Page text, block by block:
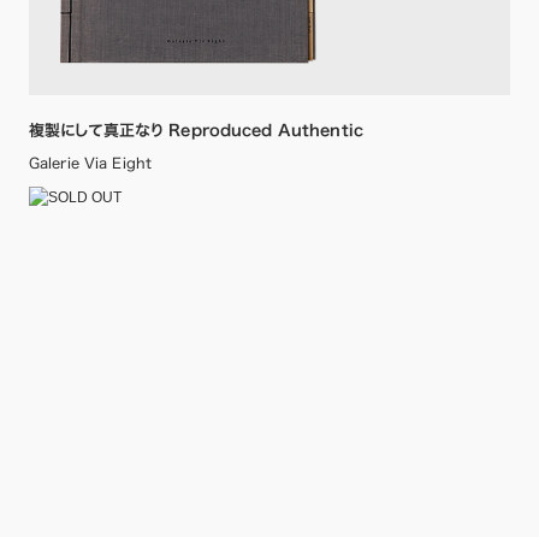
複製にして真正なり Reproduced Authentic
Galerie Via Eight